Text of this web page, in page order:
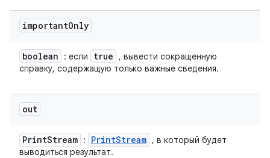
importantOnly
boolean : если true
, вывести сокращенную
справку, содержащую только важные сведения.
out
PrintStream : PrintStream , в который будет
выводиться результат.